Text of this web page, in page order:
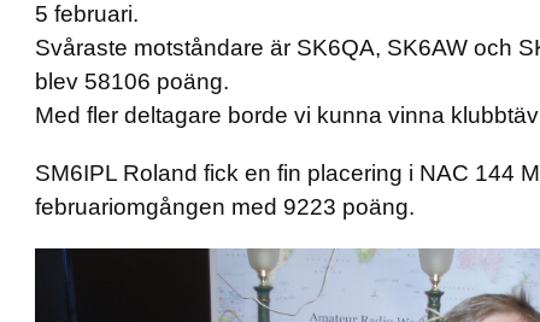
5 februari.
Svåraste motståndare är SK6QA, SK6AW och
blev 58106 poäng.
Med fler deltagare borde vi kunna vinna
SM6IPL Roland fick en fin placering i NAC 144
februariomgången med 9223 poäng.